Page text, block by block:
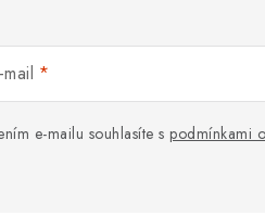
mail
e-mailu souhlasíte s podmínkami